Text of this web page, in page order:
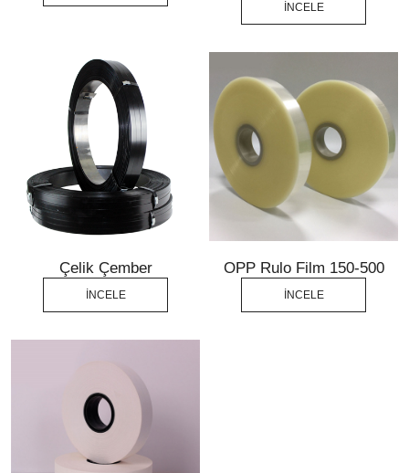
İNCELE
Çelik Çember
İNCELE
OPP Rulo Film 150-500
İNCELE